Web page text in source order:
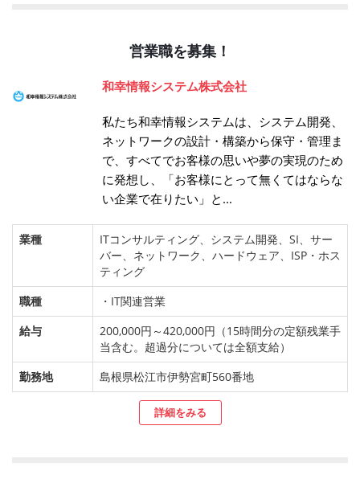
営業職を募集！
和幸情報システム株式会社
私たち和幸情報システムは、システム開発、
ネットワークの設計・構築から保守・管理ま
で、すべてでお客様の思いや夢の実現のため
に発想し、「お客様にとって無くてはならな
い企業で在りたい」と...
業種
ITコンサルティング、システム開発、SI、サー
バー、ネットワーク、ハードウェア、ISP・ホス
ティング
職種
・IT関連営業
給与
200,000円～420,000円（15時間分の定額残業手
当含む。超過分については全額支給）
勤務地
島根県松江市伊勢宮町560番地
詳細をみる